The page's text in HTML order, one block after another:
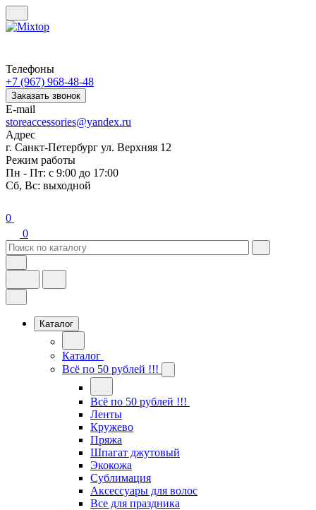
Телефоны
+7 (967) 968-48-48
Заказать звонок
E-mail
storeaccessories@yandex.ru
Адрес
г. Санкт-Петербург ул. Верхняя 12
Режим работы
Пн - Пт: с 9:00 до 17:00
Сб, Вс: выходной
0
0
Каталог
Каталог
Всё по 50 рублей !!!
Всё по 50 рублей !!!
Ленты
Кружево
Пряжа
Шпагат джутовый
Экокожа
Сублимация
Аксессуары для волос
Все для праздника